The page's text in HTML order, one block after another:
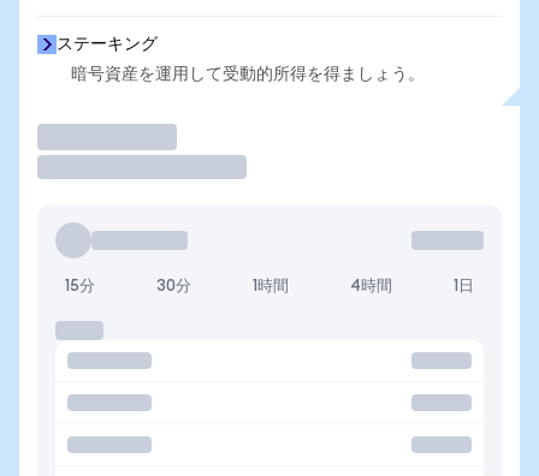
ステーキング
暗号資産を運用して受動的所得を得ましょう。
15分 30分 1時間 4時間 1日